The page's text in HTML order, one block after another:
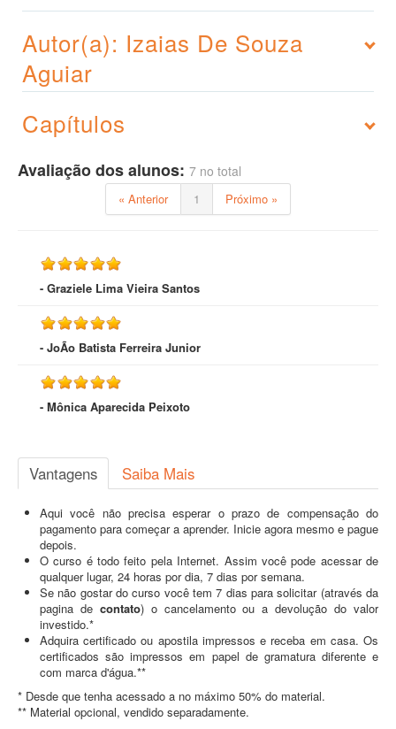
Autor(a): Izaias De Souza
Aguiar
Capítulos
Avaliação dos alunos: 7 no total
« Anterior 1 Próximo »
- Graziele Lima Vieira Santos
- JoÃo Batista Ferreira Junior
- Mônica Aparecida Peixoto
Vantagens Saiba Mais
Aqui você não precisa esperar o prazo de compensação do
pagamento para começar a aprender. Inicie agora mesmo e pague
depois.
O curso é todo feito pela Internet. Assim você pode acessar de
qualquer lugar, 24 horas por dia, 7 dias por semana.
Se não gostar do curso você tem 7 dias para solicitar (através da
pagina de contato) o cancelamento ou a devolução do valor
investido.*
Adquira certificado ou apostila impressos e receba em casa. Os
certificados são impressos em papel de gramatura diferente e
com marca d'água.**
* Desde que tenha acessado a no máximo 50% do material.
** Material opcional, vendido separadamente.